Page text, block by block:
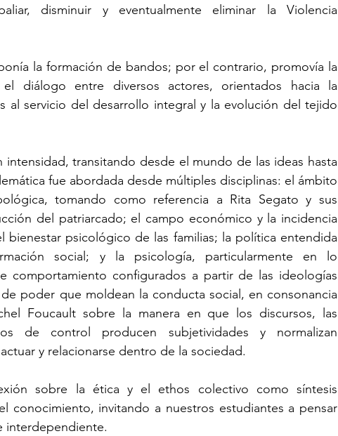
disminuir y eventualmente eliminar la Violencia
la formación de bandos; por el contrario, promovía la
diálogo entre diversos actores, orientados hacia la
al servicio del desarrollo integral y la evolución del tejido
intensidad, transitando desde el mundo de las ideas hasta
fue abordada desde múltiples disciplinas: el ámbito
tomando como referencia a Rita Segato y sus
del patriarcado; el campo económico y la incidencia
bienestar psicológico de las familias; la política entendida
social; y la psicología, particularmente en lo
comportamiento configurados a partir de las ideologías
poder que moldean la conducta social, en consonancia
Foucault sobre la manera en que los discursos, las
de control producen subjetividades y normalizan
y relacionarse dentro de la sociedad.
sobre la ética y el ethos colectivo como síntesis
conocimiento, invitando a nuestros estudiantes a pensar
interdependiente.